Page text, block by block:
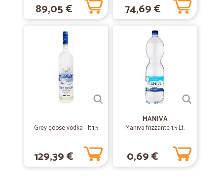
07/03/2019
— Alberto T.
servizio rapido ed efficiente
Molto facile l'effettuazione dell'ordine, chiare e repentine le risposte
di accettazione, fulminea la consegna, magari facilitata anche dalla
vicinanza geografica. Il prodotto che ho acquistato era il Top di prezzo
in quel momento sulla rete e visitando il sito ho visto prezzi
interessanti. Ottimo negozio, scelta azzeccata.
89,05 € 74,69 €
Grey goose vodka - lt.1,5
129,39 €
MANIVA
Maniva frizzante 1,5 Lt.
0,69 €